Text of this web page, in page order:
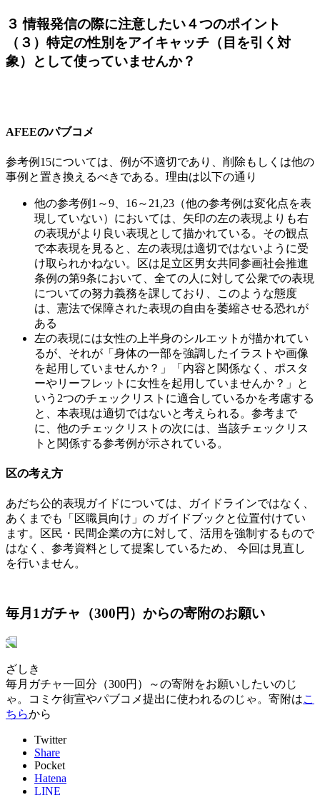
３ 情報発信の際に注意したい４つのポイント
（３）特定の性別をアイキャッチ（目を引く対
象）として使っていませんか？
AFEEのパブコメ
参考例15については、例が不適切であり、削除もしくは他の
事例と置き換えるべきである。理由は以下の通り
他の参考例1～9、16～21,23（他の参考例は変化点を表
現していない）においては、矢印の左の表現よりも右
の表現がより良い表現として描かれている。その観点
で本表現を見ると、左の表現は適切ではないように受
け取られかねない。区は足立区男女共同参画社会推進
条例の第9条において、全ての人に対して公衆での表現
についての努力義務を課しており、このような態度
は、憲法で保障された表現の自由を萎縮させる恐れが
ある
左の表現には女性の上半身のシルエットが描かれてい
るが、それが「身体の一部を強調したイラストや画像
を起用していませんか？」「内容と関係なく、ポスタ
ーやリーフレットに女性を起用していませんか？」と
いう2つのチェックリストに適合しているかを考慮する
と、本表現は適切ではないと考えられる。参考まで
に、他のチェックリストの次には、当該チェックリス
トと関係する参考例が示されている。
区の考え方
あだち公的表現ガイドについては、ガイドラインではなく、
あくまでも「区職員向け」の ガイドブックと位置付けてい
ます。区民・民間企業の方に対して、活用を強制するもので
はなく、参考資料として提案しているため、 今回は見直し
を行いません。
毎月1ガチャ（300円）からの寄附のお願い
ざしき
毎月ガチャ一回分（300円）～の寄附をお願いしたいのじ
ゃ。コミケ街宣やパブコメ提出に使われるのじゃ。寄附はこ
ちらから
Twitter
Share
Pocket
Hatena
LINE